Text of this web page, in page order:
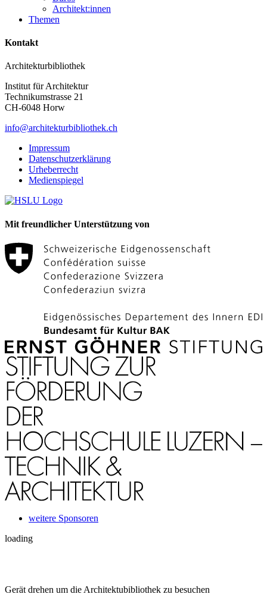
Architekt:innen
Themen
Kontakt
Architekturbibliothek
Institut für Architektur
Technikumstrasse 21
CH-6048 Horw
info@architekturbibliothek.ch
Impressum
Datenschutzerklärung
Urheberrecht
Medienspiegel
Mit freundlicher Unterstützung von
weitere Sponsoren
loading
Gerät drehen um die Architektubibliothek zu besuchen